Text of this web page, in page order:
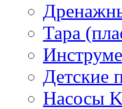
Тара
Детские
Насосы